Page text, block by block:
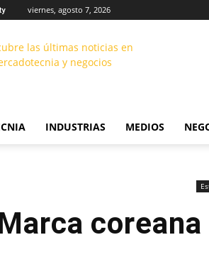
viernes, agosto 7, 2026
The
Markethink
INDUSTRIAS MEDIOS